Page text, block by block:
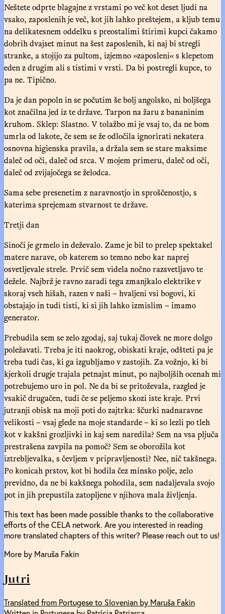
Neštete odprte blagajne z vrstami po več kot deset ljudi na
vsako, zaposlenih je več, kot jih lahko preštejem, a kljub temu
na delikatesnem oddelku s preostalimi štirimi kupci čakamo
dobrih dvajset minut na šest zaposlenih, ki naj bi stregli
stranke, a stojijo za pultom, izjemno »zaposleni« s klepetom
eden z drugim ali s tistimi v vrsti. Da bi postregli kupce, to
pa ne. Tipično.
Da je dan popoln in se počutim še bolj angolsko, ni boljšega
kot značilna jed iz te države. Tarpon na žaru z bananinim
kruhom. Sklep: Slastno. V tolažbo mi je vsaj to, da ne bom
umrla od lakote, če sem se že odločila ignorirati nekatera
osnovna higienska pravila, a držala sem se stare maksime
daleč od oči, daleč od srca. V mojem primeru, daleč od oči,
daleč od zvijajočega se želodca.
Sama sebe presenetim z naravnostjo in sproščenostjo, s
katerima sprejemam stvarnost te države.
Tretji dan
Sinoči je grmelo in deževalo. Zame je bil to prelep spektakel
matere narave, ob katerem so temno nebo kar naprej
osvetljevale strele. Prvič sem videla nočno razsvetljavo te
dežele. Najbrž je ravno zaradi tega zmanjkalo elektrike v
skoraj vseh hišah, razen v naši – hvaljeni vsi bogovi, ki
obstajajo in tudi tisti, ki si jih lahko izmislim – imamo
generator.
Prebudila sem se zelo zgodaj, saj tukaj človek ne more dolgo
poležavati. Treba je iti naokrog, obiskati kraje, odšteti pa je
treba tudi čas, ki ga izgubljamo v zastojih. Za vožnjo, ki bi
kjerkoli drugje trajala petnajst minut, po najboljših ocenah mi
potrebujemo uro in pol. Ne da bi se pritoževala, razgled je
vsakič drugačen, tudi če se peljemo skozi iste kraje. Prvi
jutranji obisk na moji poti do zajtrka: ščurki nadnaravne
velikosti – vsaj glede na moje standarde – ki so lezli po tleh
kot v kakšni grozljivki in kaj sem naredila? Sem na vsa pljuča
prestrašena zavpila na pomoč? Sem se oborožila kot
iztrebljevalka, s čevljem v pripravljenosti? Nee, nič takšnega.
Po konicah prstov, kot bi hodila čez minsko polje, zelo
previdno, da ne bi kakšnega pohodila, sem nadaljevala svojo
pot in jih prepustila zatopljene v njihova mala življenja.
This text has been made possible thanks to the collaborative
efforts of the CELA network. Are you interested in reading
more translated chapters of this writer? Please reach out to us!
More by Maruša Fakin
Jutri
Translated from Portugese to Slovenian by Maruša Fakin